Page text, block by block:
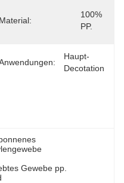
Material:
100%
PP.
Haupt-
Decotation
Gewebe pp.